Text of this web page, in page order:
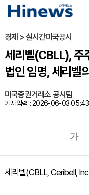
경제 > 실시간미국공시
세리벨(CBLL), 주
법인 임명, 세리벨
미국증권거래소 공시팀
기사입력 : 2026-06-03 05:43
가
세리벨(CBLL, Ceribell,